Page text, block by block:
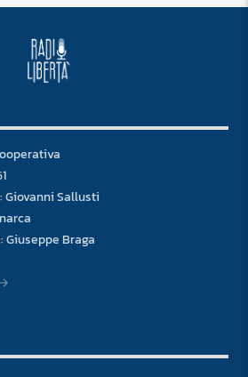
Sallusti
Braga